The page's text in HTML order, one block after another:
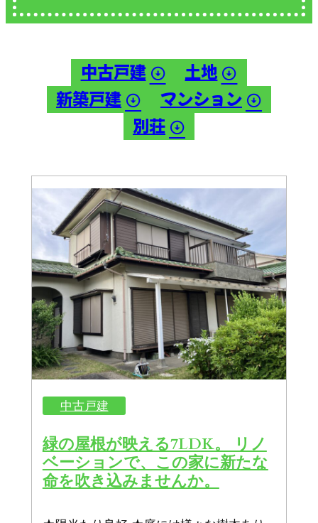
中古戸建
土地
新築戸建
マンション
別荘
中古戸建
緑の屋根が映える7LDK。 リノ
ベーションで、この家に新たな
命を吹き込みませんか。